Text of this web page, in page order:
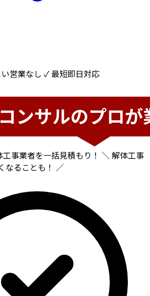
営業なし ✓ 最短即日対応
工事業者を一括見積もり！ ＼ 解体工事
なることも！ ／